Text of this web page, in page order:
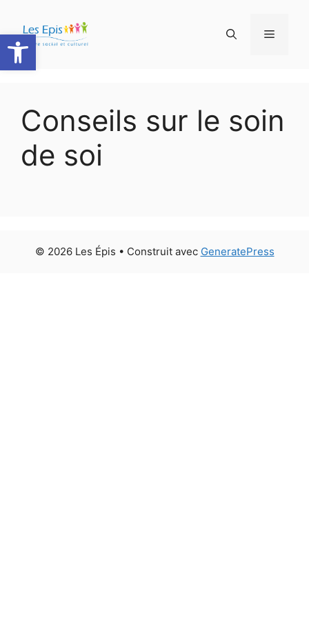
Ouvrir la barre d’outils
Conseils sur le soin
de soi
© 2026 Les Épis • Construit avec GeneratePress